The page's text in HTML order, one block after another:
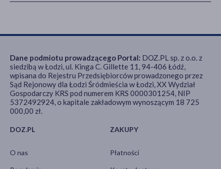
DOZ.PL
O nas
ZAKUPY
Płatności
Dane podmiotu prowadzącego Portal: DOZ.PL sp. z o.o. z
siedzibą w Łodzi, ul. Kinga C. Gillette 11, 94-406 Łódź,
wpisana do Rejestru Przedsiębiorców prowadzonego przez
Sąd Rejonowy dla Łodzi Śródmieścia w Łodzi, XX Wydział
Gospodarczy KRS pod numerem KRS 0000301254, NIP
5372492924, o kapitale zakładowym wynoszącym 18 725
000,00 zł.